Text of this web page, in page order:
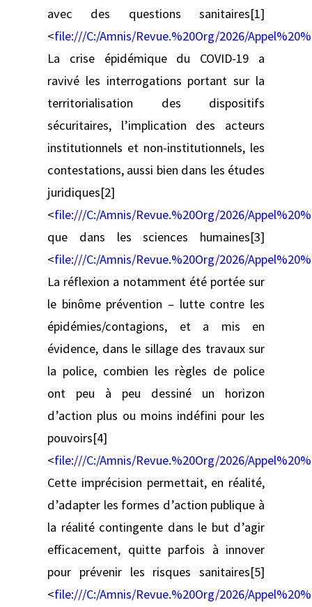
avec des questions sanitaires[1]
<file:///C:/Amnis/Revue.%20Org/2026/
La crise épidémique du COVID-19 a
ravivé les interrogations portant sur la
territorialisation des dispositifs
sécuritaires, l’implication des acteurs
institutionnels et non-institutionnels, les
contestations, aussi bien dans les études
juridiques[2]
<file:///C:/Amnis/Revue.%20Org/2026/
que dans les sciences humaines[3]
<file:///C:/Amnis/Revue.%20Org/2026/
La réflexion a notamment été portée sur
le binôme prévention – lutte contre les
épidémies/contagions, et a mis en
évidence, dans le sillage des travaux sur
la police, combien les règles de police
ont peu à peu dessiné un horizon
d’action plus ou moins indéfini pour les
pouvoirs[4]
<file:///C:/Amnis/Revue.%20Org/2026/
Cette imprécision permettait, en réalité,
d’adapter les formes d’action publique à
la réalité contingente dans le but d’agir
efficacement, quitte parfois à innover
pour prévenir les risques sanitaires[5]
<file:///C:/Amnis/Revue.%20Org/2026/